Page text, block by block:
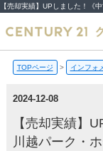
TOPページ > インフォ
2024-12-08
【売却実績】
川越パーク・